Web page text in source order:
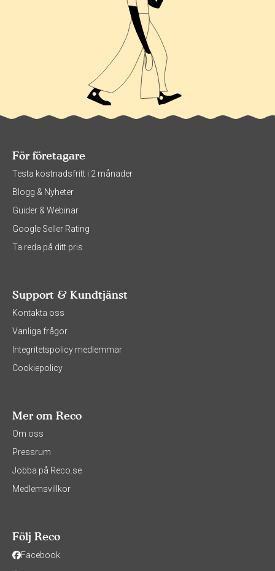
För företagare
Testa kostnadsfritt i 2 månader
Blogg & Nyheter
Guider & Webinar
Google Seller Rating
Ta reda på ditt pris
Support & Kundtjänst
Kontakta oss
Vanliga frågor
Integritetspolicy medlemmar
Cookiepolicy
Mer om Reco
Om oss
Pressrum
Jobba på Reco.se
Medlemsvillkor
Följ Reco
Facebook